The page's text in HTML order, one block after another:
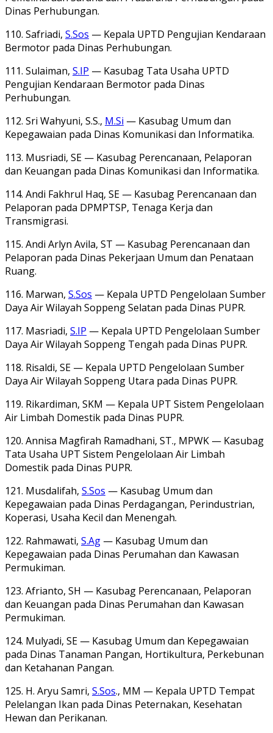
Dinas Perhubungan.
110. Safriadi, S.Sos — Kepala UPTD Pengujian Kendaraan
Bermotor pada Dinas Perhubungan.
111. Sulaiman, S.IP — Kasubag Tata Usaha UPTD
Pengujian Kendaraan Bermotor pada Dinas
Perhubungan.
112. Sri Wahyuni, S.S., M.Si — Kasubag Umum dan
Kepegawaian pada Dinas Komunikasi dan Informatika.
113. Musriadi, SE — Kasubag Perencanaan, Pelaporan
dan Keuangan pada Dinas Komunikasi dan Informatika.
114. Andi Fakhrul Haq, SE — Kasubag Perencanaan dan
Pelaporan pada DPMPTSP, Tenaga Kerja dan
Transmigrasi.
115. Andi Arlyn Avila, ST — Kasubag Perencanaan dan
Pelaporan pada Dinas Pekerjaan Umum dan Penataan
Ruang.
116. Marwan, S.Sos — Kepala UPTD Pengelolaan Sumber
Daya Air Wilayah Soppeng Selatan pada Dinas PUPR.
117. Masriadi, S.IP — Kepala UPTD Pengelolaan Sumber
Daya Air Wilayah Soppeng Tengah pada Dinas PUPR.
118. Risaldi, SE — Kepala UPTD Pengelolaan Sumber
Daya Air Wilayah Soppeng Utara pada Dinas PUPR.
119. Rikardiman, SKM — Kepala UPT Sistem Pengelolaan
Air Limbah Domestik pada Dinas PUPR.
120. Annisa Magfirah Ramadhani, ST., MPWK — Kasubag
Tata Usaha UPT Sistem Pengelolaan Air Limbah
Domestik pada Dinas PUPR.
121. Musdalifah, S.Sos — Kasubag Umum dan
Kepegawaian pada Dinas Perdagangan, Perindustrian,
Koperasi, Usaha Kecil dan Menengah.
122. Rahmawati, S.Ag — Kasubag Umum dan
Kepegawaian pada Dinas Perumahan dan Kawasan
Permukiman.
123. Afrianto, SH — Kasubag Perencanaan, Pelaporan
dan Keuangan pada Dinas Perumahan dan Kawasan
Permukiman.
124. Mulyadi, SE — Kasubag Umum dan Kepegawaian
pada Dinas Tanaman Pangan, Hortikultura, Perkebunan
dan Ketahanan Pangan.
125. H. Aryu Samri, S.Sos., MM — Kepala UPTD Tempat
Pelelangan Ikan pada Dinas Peternakan, Kesehatan
Hewan dan Perikanan.